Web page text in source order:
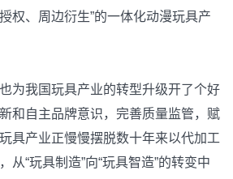
权、周边衍生”的一体化动漫玩具产
我国玩具产业的转型升级开了个好
和自主品牌意识，完善质量监管，赋
产业正慢慢摆脱数十年来以代加工
从“玩具制造”向“玩具智造”的转变中